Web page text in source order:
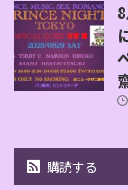
購読する